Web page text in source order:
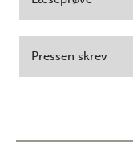
Pressen skrev